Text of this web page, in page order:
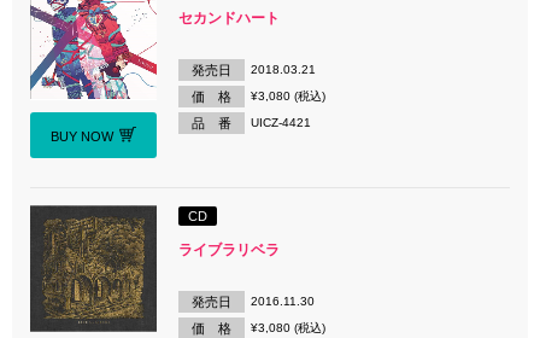
BUY NOW
セカンドハート
発売日 2018.03.21
価 格 ¥3,080 (税込)
品 番 UICZ-4421
CD
ライブラリベラ
発売日 2016.11.30
価 格 ¥3,080 (税込)